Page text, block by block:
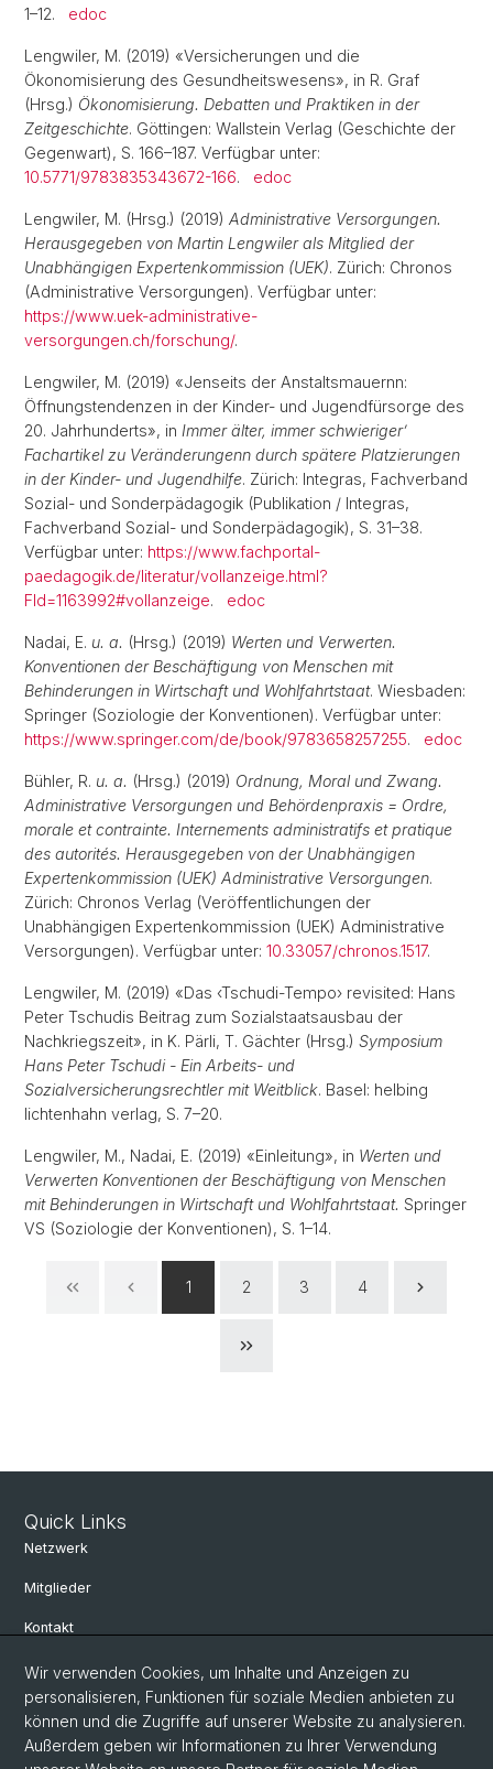
1–12. edoc
Lengwiler, M. (2019) «Versicherungen und die
Ökonomisierung des Gesundheitswesens», in R. Graf
(Hrsg.) Ökonomisierung. Debatten und Praktiken in der
Zeitgeschichte. Göttingen: Wallstein Verlag (Geschichte der
Gegenwart), S. 166–187. Verfügbar unter:
10.5771/9783835343672-166. edoc
Lengwiler, M. (Hrsg.) (2019) Administrative Versorgungen.
Herausgegeben von Martin Lengwiler als Mitglied der
Unabhängigen Expertenkommission (UEK). Zürich: Chronos
(Administrative Versorgungen). Verfügbar unter:
https://www.uek-administrative-
versorgungen.ch/forschung/.
Lengwiler, M. (2019) «Jenseits der Anstaltsmauernn:
Öffnungstendenzen in der Kinder- und Jugendfürsorge des
20. Jahrhunderts», in Immer älter, immer schwieriger’
Fachartikel zu Veränderungenn durch spätere Platzierungen
in der Kinder- und Jugendhilfe. Zürich: Integras, Fachverband
Sozial- und Sonderpädagogik (Publikation / Integras,
Fachverband Sozial- und Sonderpädagogik), S. 31–38.
Verfügbar unter: https://www.fachportal-
paedagogik.de/literatur/vollanzeige.html?
FId=1163992#vollanzeige. edoc
Nadai, E. u. a. (Hrsg.) (2019) Werten und Verwerten.
Konventionen der Beschäftigung von Menschen mit
Behinderungen in Wirtschaft und Wohlfahrtstaat. Wiesbaden:
Springer (Soziologie der Konventionen). Verfügbar unter:
https://www.springer.com/de/book/9783658257255. edoc
Bühler, R. u. a. (Hrsg.) (2019) Ordnung, Moral und Zwang.
Administrative Versorgungen und Behördenpraxis = Ordre,
morale et contrainte. Internements administratifs et pratique
des autorités. Herausgegeben von der Unabhängigen
Expertenkommission (UEK) Administrative Versorgungen.
Zürich: Chronos Verlag (Veröffentlichungen der
Unabhängigen Expertenkommission (UEK) Administrative
Versorgungen). Verfügbar unter: 10.33057/chronos.1517.
Lengwiler, M. (2019) «Das ‹Tschudi-Tempo› revisited: Hans
Peter Tschudis Beitrag zum Sozialstaatsausbau der
Nachkriegszeit», in K. Pärli, T. Gächter (Hrsg.) Symposium
Hans Peter Tschudi - Ein Arbeits- und
Sozialversicherungsrechtler mit Weitblick. Basel: helbing
lichtenhahn verlag, S. 7–20.
Lengwiler, M., Nadai, E. (2019) «Einleitung», in Werten und
Verwerten Konventionen der Beschäftigung von Menschen
mit Behinderungen in Wirtschaft und Wohlfahrtstaat. Springer
VS (Soziologie der Konventionen), S. 1–14.
1 2 3 4
Quick Links
Netzwerk
Mitglieder
Kontakt
Social Media
Bluesky
Wir verwenden Cookies, um Inhalte und Anzeigen zu
personalisieren, Funktionen für soziale Medien anbieten zu
können und die Zugriffe auf unserer Website zu analysieren.
Außerdem geben wir Informationen zu Ihrer Verwendung